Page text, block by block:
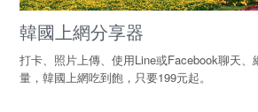
韓國上網分享器
打卡、照片上傳、使用Line或Facebook聊天
量，韓國上網吃到飽，只要199元起。